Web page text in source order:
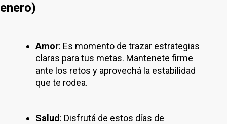
enero)
Amor: Es momento de trazar estrategias
claras para tus metas. Mantenete firme
ante los retos y aprovechá la estabilidad
que te rodea.
Salud : Disfrutá de estos días de